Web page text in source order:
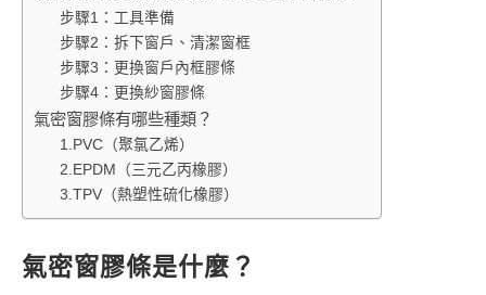
步驟1：工具準備
步驟2：拆下窗戶、清潔窗框
步驟3：更換窗戶內框膠條
步驟4：更換紗窗膠條
氣密窗膠條有哪些種類？
1.PVC（聚氯乙烯）
2.EPDM（三元乙丙橡膠）
3.TPV（熱塑性硫化橡膠）
氣密窗膠條是什麼？